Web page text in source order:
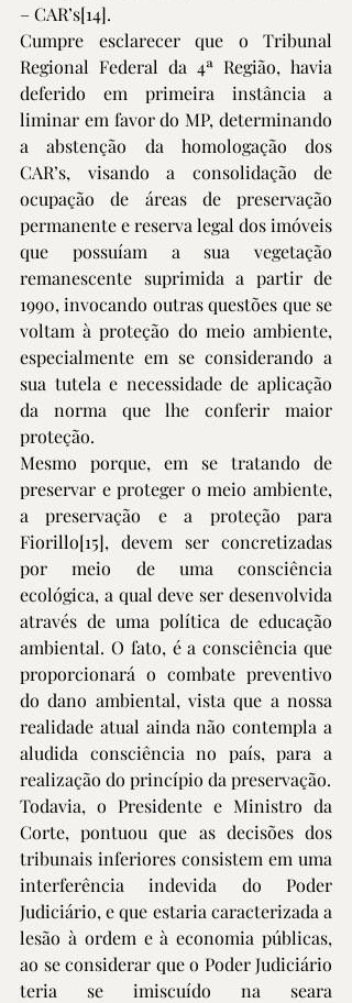
– CAR’s[14].
Cumpre esclarecer que o Tribunal
Regional Federal da 4ª Região, havia
deferido em primeira instância a
liminar em favor do MP, determinando
a abstenção da homologação dos
CAR’s, visando a consolidação de
ocupação de áreas de preservação
permanente e reserva legal dos imóveis
que possuíam a sua vegetação
remanescente suprimida a partir de
1990, invocando outras questões que se
voltam à proteção do meio ambiente,
especialmente em se considerando a
sua tutela e necessidade de aplicação
da norma que lhe conferir maior
proteção.
Mesmo porque, em se tratando de
preservar e proteger o meio ambiente,
a preservação e a proteção para
Fiorillo[15], devem ser concretizadas
por meio de uma consciência
ecológica, a qual deve ser desenvolvida
através de uma política de educação
ambiental. O fato, é a consciência que
proporcionará o combate preventivo
do dano ambiental, vista que a nossa
realidade atual ainda não contempla a
aludida consciência no país, para a
realização do princípio da preservação.
Todavia, o Presidente e Ministro da
Corte, pontuou que as decisões dos
tribunais inferiores consistem em uma
interferência indevida do Poder
Judiciário, e que estaria caracterizada a
lesão à ordem e à economia públicas,
ao se considerar que o Poder Judiciário
teria se imiscuído na seara